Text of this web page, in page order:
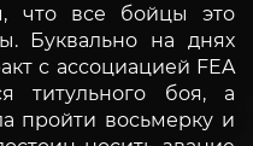
что все бойцы это
Буквально на днях
с ассоциацией FEA
титульного боя, а
пройти восьмерку и